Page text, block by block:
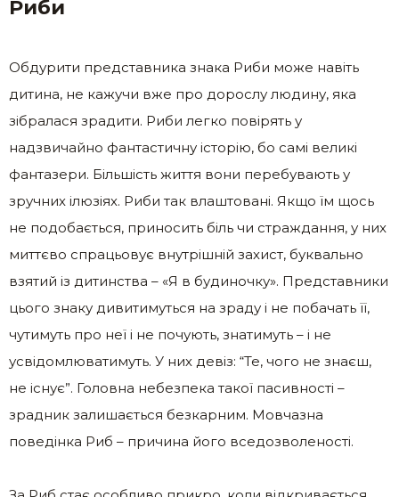
Риби
Обдурити представника знака Риби може навіть
дитина, не кажучи вже про дорослу людину, яка
зібралася зрадити. Риби легко повірять у
надзвичайно фантастичну історію, бо самі великі
фантазери. Більшість життя вони перебувають у
зручних ілюзіях. Риби так влаштовані. Якщо їм щось
не подобається, приносить біль чи страждання, у них
миттєво спрацьовує внутрішній захист, буквально
взятий із дитинства – «Я в будиночку». Представники
цього знаку дивитимуться на зраду і не побачать її,
чутимуть про неї і не почують, знатимуть – і не
усвідомлюватимуть. У них девіз: “Те, чого не знаєш,
не існує”. Головна небезпека такої пасивності –
зрадник залишається безкарним. Мовчазна
поведінка Риб – причина його вседозволеності.